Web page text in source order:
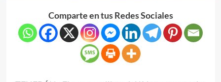
Comparte en tus Redes Sociales